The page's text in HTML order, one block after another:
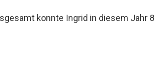
konnte Ingrid in diesem Jahr